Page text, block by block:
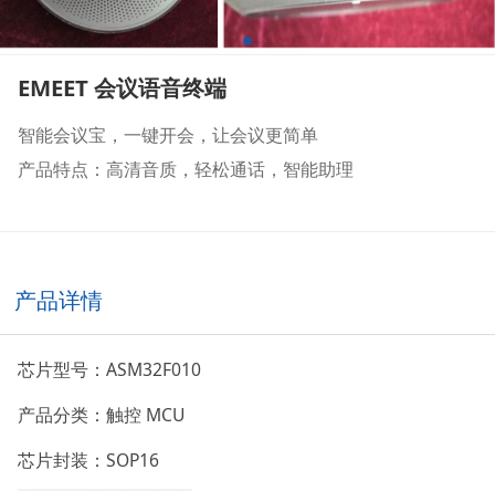
EMEET 会议语音终端
智能会议宝，一键开会，让会议更简单
产品特点：高清音质，轻松通话，智能助理
产品详情
芯片型号：ASM32F010
产品分类：触控 MCU
芯片封装：SOP16